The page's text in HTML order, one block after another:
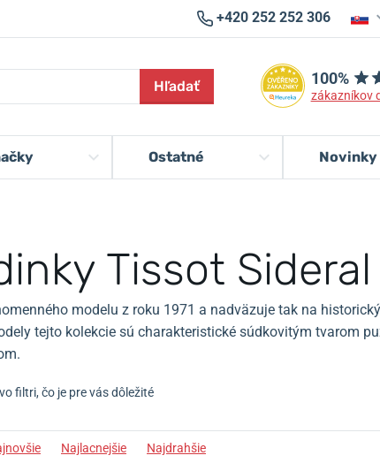
+420 252 252 306
Hľadať 100%
zákazníkov
Ostatné Novinky
Tissot Sideral
modelu z roku 1971 a nadväzuje tak na
tejto kolekcie sú charakteristické súdkovitým tvarom
filtri, čo je pre vás dôležité
Najlacnejšie Najdrahšie